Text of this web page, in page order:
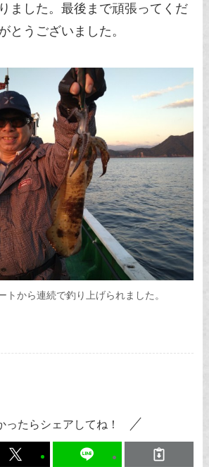
ました。最後まで頑張ってくだ
とうございました。
トから連続で釣り上げられました。
ったらシェアしてね！